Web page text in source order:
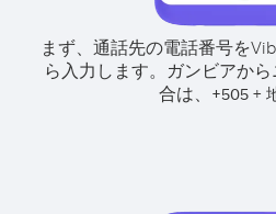
まず、通話先の電話番号を
ら入力します。 ガンビアか
合は、 +505 +